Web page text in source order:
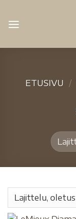
ETUSIVU /